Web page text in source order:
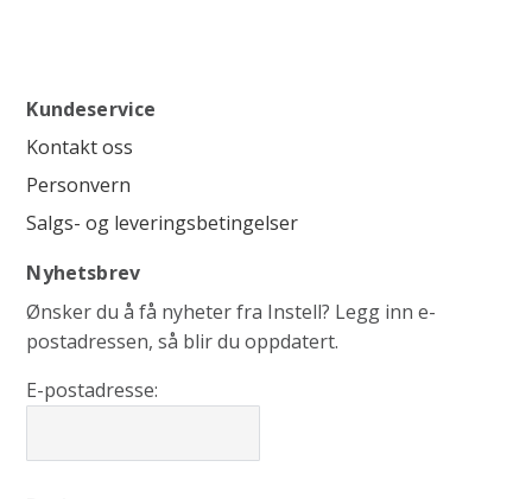
Kundeservice
Kontakt oss
Personvern
Salgs- og leveringsbetingelser
Nyhetsbrev
Ønsker du å få nyheter fra Instell? Legg inn e-
postadressen, så blir du oppdatert.
E-postadresse: